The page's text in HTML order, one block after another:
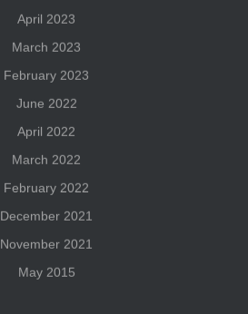
April 2023
March 2023
February 2023
June 2022
April 2022
March 2022
February 2022
December 2021
November 2021
May 2015